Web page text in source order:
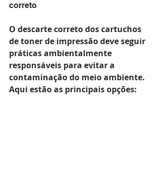
correto
O descarte correto dos cartuchos
de toner de impressão deve seguir
práticas ambientalmente
responsáveis para evitar a
contaminação do meio ambiente.
Aqui estão as principais opções: